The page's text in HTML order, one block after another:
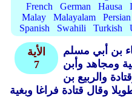
French
German Hausa
Malay
Malayalam Persian
Spanish
Swahili Turkish
الأية
7
بن أبي مسلم
ومجاهد وأبن
والربيع بن
وقال قتادة فراغا وبغية